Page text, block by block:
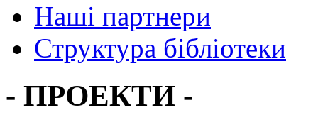
Наші партнери
Структура бібліотеки
- ПРОЕКТИ -